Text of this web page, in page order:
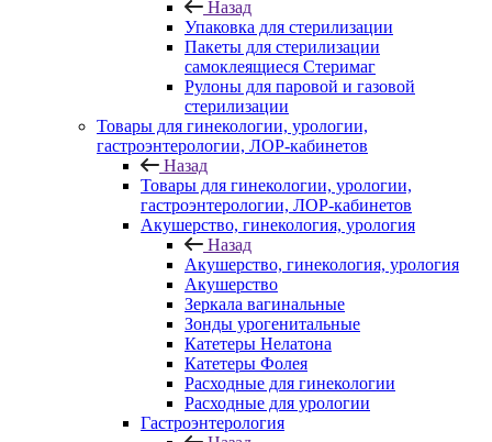
Назад
Упаковка для стерилизации
Пакеты для стерилизации
самоклеящиеся Стеримаг
Рулоны для паровой и газовой
стерилизации
Товары для гинекологии, урологии,
гастроэнтерологии, ЛОР-кабинетов
Назад
Товары для гинекологии, урологии,
гастроэнтерологии, ЛОР-кабинетов
Акушерство, гинекология, урология
Назад
Акушерство, гинекология, урология
Акушерство
Зеркала вагинальные
Зонды урогенитальные
Катетеры Нелатона
Катетеры Фолея
Расходные для гинекологии
Расходные для урологии
Гастроэнтерология